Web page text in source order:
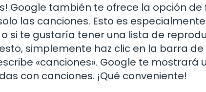
Google también te ofrece la opción
las canciones. Esto es
si te gustaría tener una lista de
simplemente haz clic en la barra
«canciones». Google te mostrará
con canciones. ¡Qué conveniente!